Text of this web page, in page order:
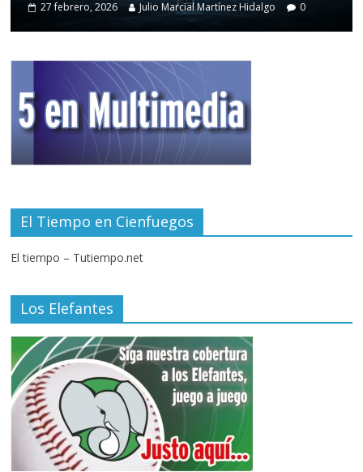
27 febrero, 2026 Julio Marcial Martínez Hidalgo 0
El Tiempo en Cienfuegos
El tiempo – Tutiempo.net
Los Elefantes